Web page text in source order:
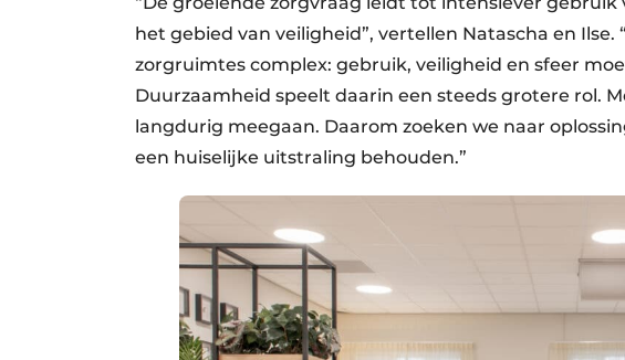
het gebied van veiligheid”, vertellen Natascha en
zorgruimtes complex: gebruik, veiligheid en sfeer
Duurzaamheid speelt daarin een steeds grotere rol.
langdurig meegaan. Daarom zoeken we naar
een huiselijke uitstraling behouden.”